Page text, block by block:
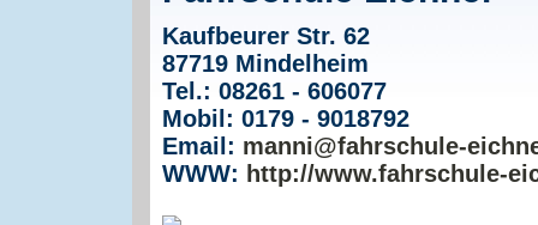
Kaufbeurer Str. 62
87719 Mindelheim
Tel.: 08261 - 606077
Mobil: 0179 - 9018792
Email: manni@fahrschule-
WWW: http://www.fahrschule-